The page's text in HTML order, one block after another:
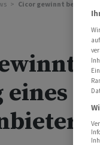
Cicor gewinnt
eines